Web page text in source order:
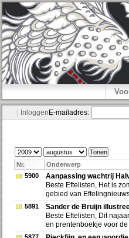
Inloggen E-mailadres:
Nr.
Onderwerp
5900
Aanpassing wachtrij
Beste Eftelisten, Het is
gebied van
5891
Sander de Bruijn
Beste Eftelisten, Dit
en prentenboekje voor